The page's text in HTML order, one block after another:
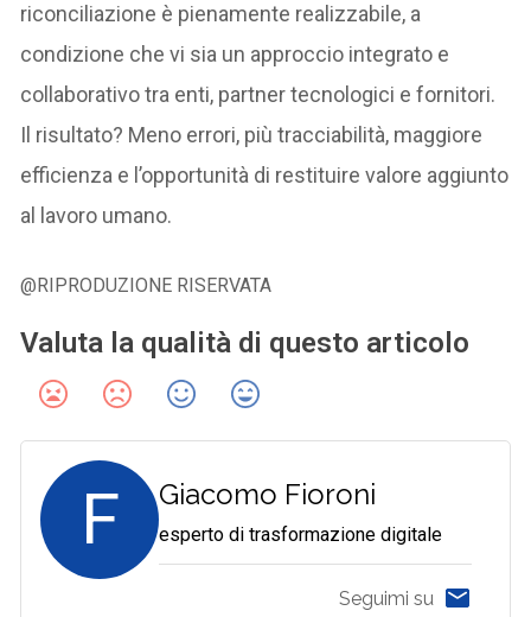
riconciliazione è pienamente realizzabile, a
condizione che vi sia un approccio integrato e
collaborativo tra enti, partner tecnologici e fornitori.
Il risultato? Meno errori, più tracciabilità, maggiore
efficienza e l’opportunità di restituire valore aggiunto
al lavoro umano.
@RIPRODUZIONE RISERVATA
Valuta la qualità di questo articolo
F Giacomo Fioroni
esperto di trasformazione digitale
Seguimi su